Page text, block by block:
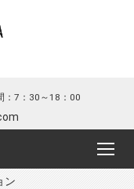
：7：30～18：00
ン